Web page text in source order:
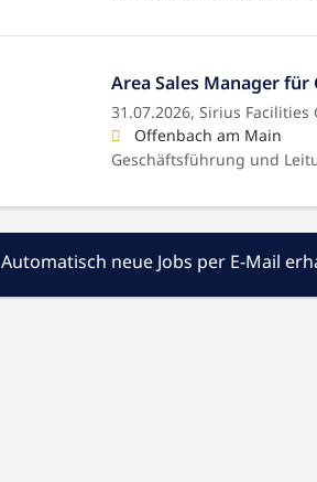
Area Sales Manager
31.07.2026, Sirius Facilities
Offenbach am Main
Geschäftsführung und
Automatisch neue Jobs per E-Mail